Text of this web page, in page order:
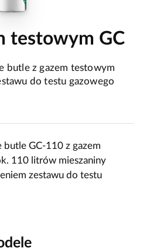
testowym GC
butle z gazem testowym
do testu gazowego
GC-110 z gazem
110 litrów mieszaniny
zestawu do testu